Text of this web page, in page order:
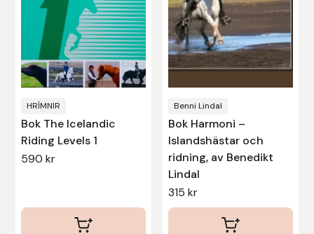
HRÍMNIR
Bok The Icelandic
Riding Levels 1
590kr
Benni Lindal
Bok Harmoni –
Islandshästar och
ridning, av Benedikt
Lindal
315 kr
Leovet
Lippo
Lysi Ehf
Metalab
Mountain Horse